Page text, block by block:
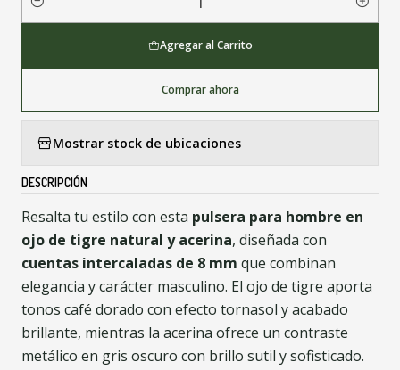
Cantidad
Agregar al Carrito
Comprar ahora
Mostrar stock de ubicaciones
DESCRIPCIÓN
Resalta tu estilo con esta pulsera para hombre en
ojo de tigre natural y acerina, diseñada con
cuentas intercaladas de 8 mm que combinan
elegancia y carácter masculino. El ojo de tigre aporta
tonos café dorado con efecto tornasol y acabado
brillante, mientras la acerina ofrece un contraste
metálico en gris oscuro con brillo sutil y sofisticado.